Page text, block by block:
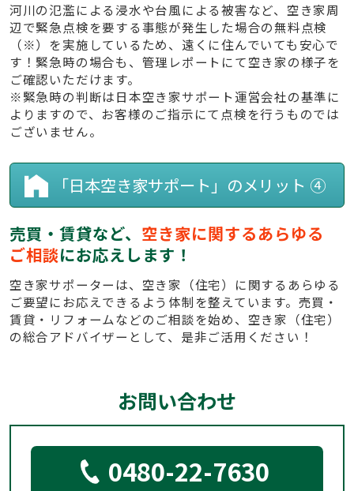
河川の氾濫による浸水や台風による被害など、空き家周
辺で緊急点検を要する事態が発生した場合の無料点検
（※）を実施しているため、遠くに住んでいても安心で
す！緊急時の場合も、管理レポートにて空き家の様子を
ご確認いただけます。
※緊急時の判断は日本空き家サポート運営会社の基準に
よりますので、お客様のご指示にて点検を行うものでは
ございません。
「日本空き家サポート」のメリット ④
売買・賃貸など、 空き家に関するあらゆる
ご相談にお応えします！
空き家サポーターは、空き家（住宅）に関するあらゆる
ご要望にお応えできるよう体制を整えています。売買・
賃貸・リフォームなどのご相談を始め、空き家（住宅）
の総合アドバイザーとして、是非ご活用ください！
お問い合わせ
0480-22-7630